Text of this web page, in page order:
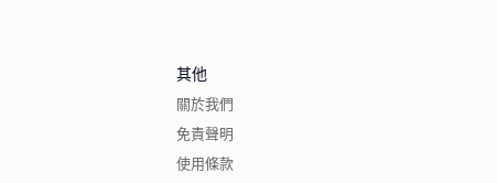
其他
關於我們
免責聲明
使用條款